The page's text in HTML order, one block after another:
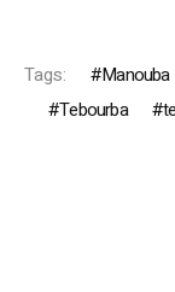
Tags: Manouba
Tebourba